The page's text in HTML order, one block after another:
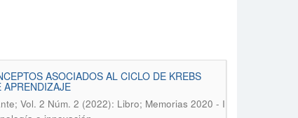
ASOCIADOS AL CICLO DE KREBS
Vol. 2 Núm. 2 (2022): Libro; Memorias 2020 - I